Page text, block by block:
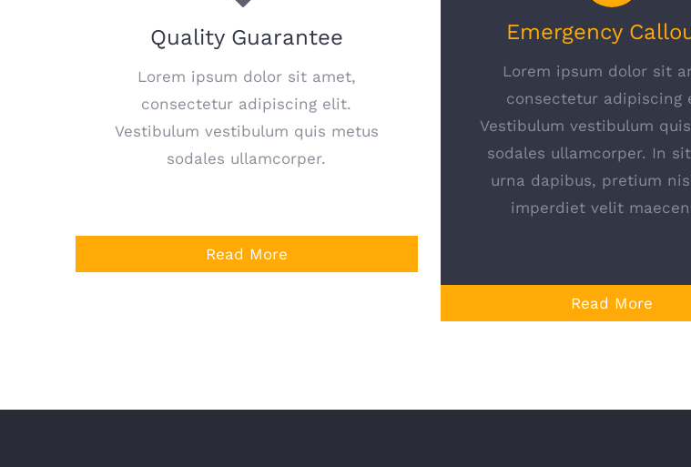
Quality Guarantee
Lorem ipsum dolor sit amet,
consectetur adipiscing elit.
Vestibulum vestibulum quis metus
sodales ullamcorper.
Read More
Emergency
Lorem ipsum dolor sit
consectetur adipiscing
Vestibulum vestibulum
sodales ullamcorper. In
urna dapibus, pretium
imperdiet velit
Read More